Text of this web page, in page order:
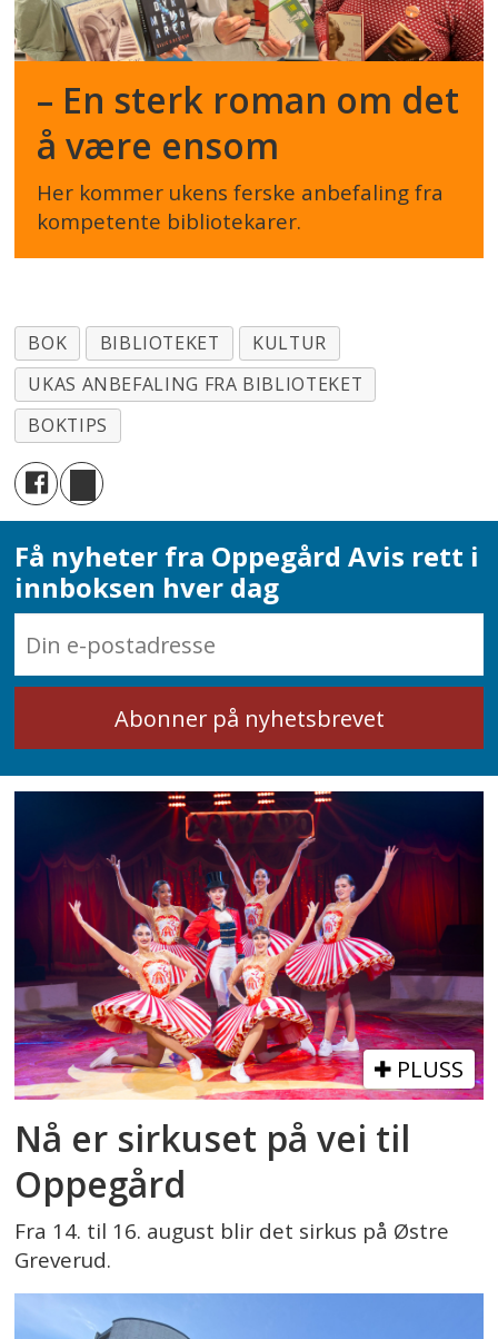
– En sterk roman om det
å være ensom
Her kommer ukens ferske anbefaling fra
kompetente bibliotekarer.
BOK BIBLIOTEKET
KULTUR
UKAS ANBEFALING FRA BIBLIOTEKET
BOKTIPS
Få nyheter fra Oppegård Avis rett i
innboksen hver dag
PLUSS
Nå er sirkuset på vei til
Oppegård
Fra 14. til 16. august blir det sirkus på Østre
Greverud.